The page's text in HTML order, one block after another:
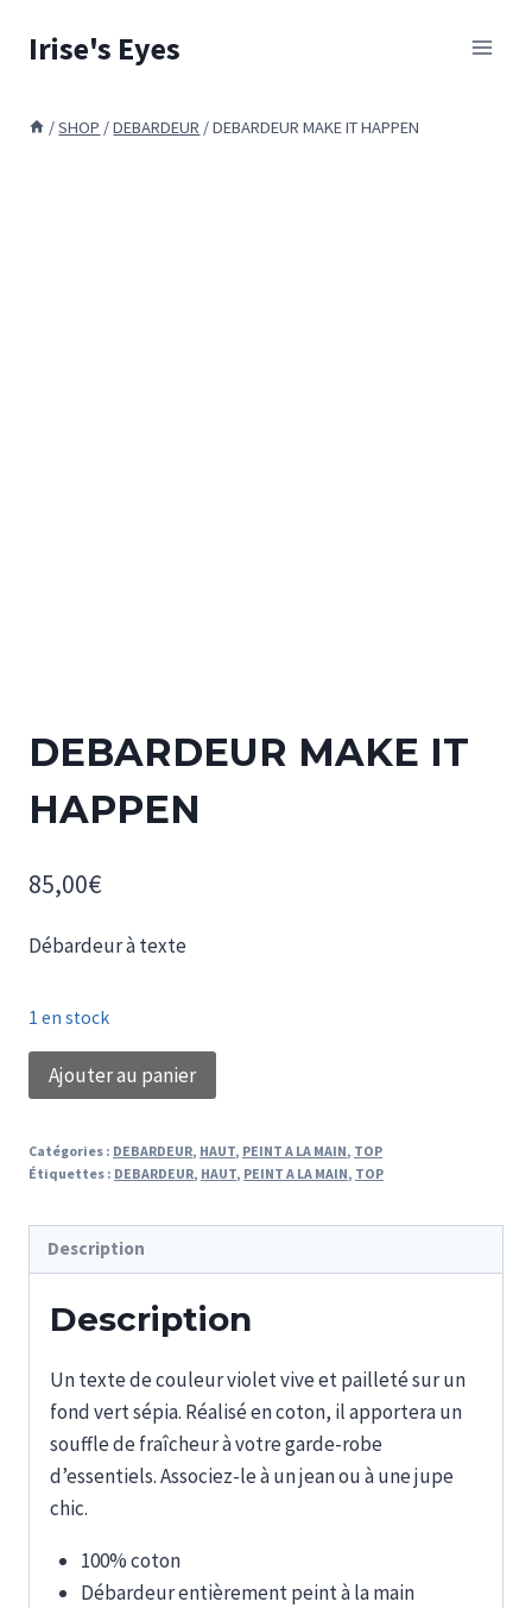
Irise's Eyes
/SHOP /DEBARDEUR /DEBARDEUR MAKE IT HAPPEN
DEBARDEUR MAKE IT
HAPPEN
85,00€
Débardeur à texte
1 en stock
quantité
de
MAKE
HAPPEN
Ajouter au panier
Catégories : DEBARDEUR, HAUT, PEINT A LA MAIN, TOP
Étiquettes : DEBARDEUR, HAUT, PEINT A LA MAIN, TOP
Description
Description
Un texte de couleur violet vive et pailleté sur un
fond vert sépia. Réalisé en coton, il apportera un
souffle de fraîcheur à votre garde-robe
d’essentiels. Associez-le à un jean ou à une jupe
chic.
100% coton
Débardeur entièrement peint à la main